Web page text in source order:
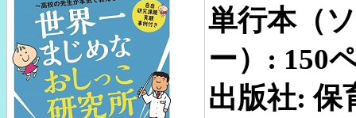
単行本（
ー）: 150
出版社: 保